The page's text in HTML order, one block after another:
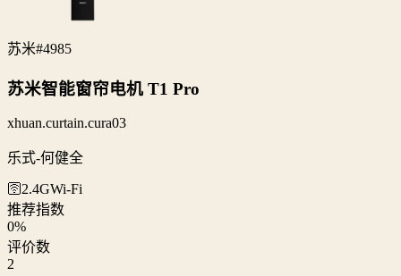
苏米#4985
苏米智能窗帘电机 T1 Pro
xhuan.curtain.cura03
乐式-何健全
🛜2.4GWi‑Fi
推荐指数
0%
评价数
2